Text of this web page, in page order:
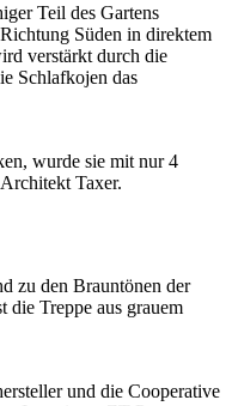
Teil des Gartens
Süden in direktem
verstärkt durch die
Schlafkojen das
wurde sie mit nur 4
Taxer.
zu den Brauntönen der
Treppe aus grauem
und die Cooperative